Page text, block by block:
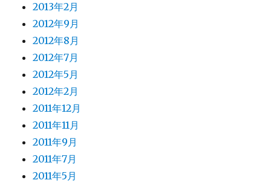
2013年2月
2012年9月
2012年8月
2012年7月
2012年5月
2012年2月
2011年12月
2011年11月
2011年9月
2011年7月
2011年5月